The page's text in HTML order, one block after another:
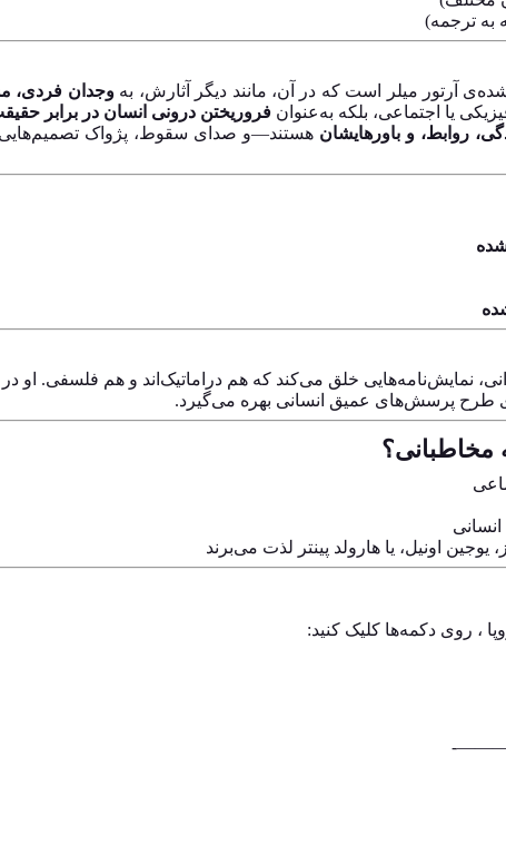
به ترجمه)
آرتور میلر است که در آن، مانند دیگر آثارش، بهوجدان فردی،
یا اجتماعی، بلکه به‌عنوان فروریختن درونی انسان در برابر
روابط، و باورهایشان هستند—و صدای سقوط، پژواک
نمایش‌نامه‌هایی خلق می‌کند که هم دراماتیک‌اند و هم فلسفی.
طرح پرسش‌های عمیق انسانی بهره می‌گیرد.
اونیل، یا هارولد پینتر لذت می‌برند
، روی دکمه‌ها کلیک کنید: